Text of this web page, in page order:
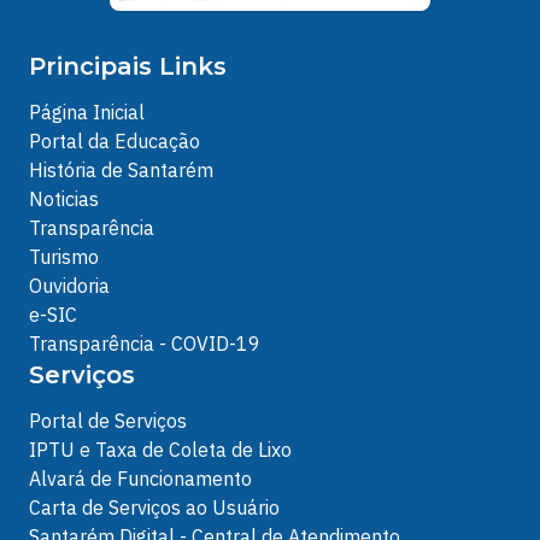
Principais Links
Página Inicial
Portal da Educação
História de Santarém
Noticias
Transparência
Turismo
Ouvidoria
e-SIC
Transparência - COVID-19
Serviços
Portal de Serviços
IPTU e Taxa de Coleta de Lixo
Alvará de Funcionamento
Carta de Serviços ao Usuário